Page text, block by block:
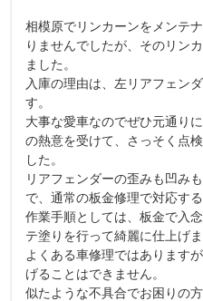
相模原でリンカーンをメンテ
りませんでしたが、そのリン
ました。
入庫の理由は、左リアフェン
す。
大事な愛車なのでぜひ元通り
の熱意を受けて、さっそく点
した。
リアフェンダーの歪みも凹み
で、通常の板金修理で対応す
作業手順としては、板金で入
テ塗りを行って綺麗に仕上げま
よくある車修理ではあります
げることはできません。
似たような不具合でお困りの